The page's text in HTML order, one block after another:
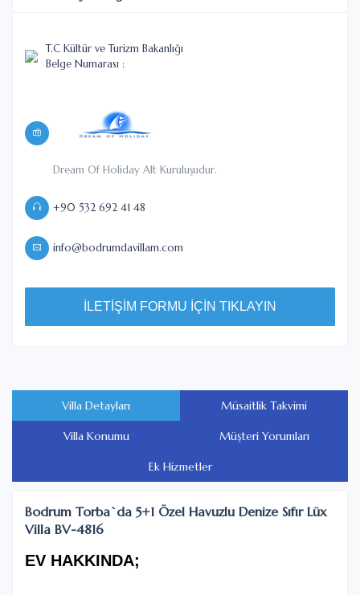
Villa Detayları Müsaitlik Takvimi
Villa Konumu Müşteri Yorumları
Ek Hizmetler
Bodrum Torba`da 5+1 Özel Havuzlu Denize Sıfır Lüx
Villa BV-4816
EV HAKKINDA;
T.C Kültür ve Turizm Bakanlığı
Belge Numarası :
Dream Of Holiday Alt Kuruluşudur.
+90 532 692 41 48
info@bodrumdavillam.com
İLETİŞİM FORMU İÇİN TIKLAYIN